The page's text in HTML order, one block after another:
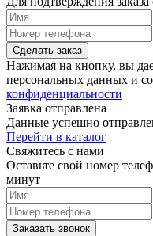
Сделать заказ
Нажимая на кнопку, вы
персональных данных и
конфиденциальности
Заявка отправлена
Данные успешно
Перейти в каталог
Свяжитесь с нами
Оставьте свой номер
минут
Заказать звонок